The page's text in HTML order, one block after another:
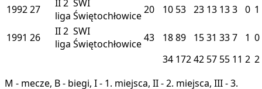
199227 II2
liga
SWI
Świętochłowice20 10 53 23 13 133 0 1
1991 26 II2
liga
SWI
Świętochłowice43 1889 1531 337 1 0
34 17242 57 55 11 2 2
M - mecze, B - biegi, I - 1. miejsca, II - 2. miejsca, III - 3.